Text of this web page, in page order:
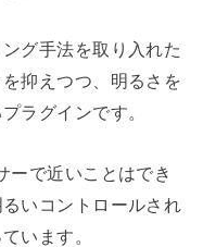
グ手法を取り入れた
抑えつつ、明るさを
ラグインです。
ーで近いことはでき
いコントロールされ
います。